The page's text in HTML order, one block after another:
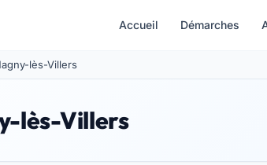
Accueil Démarches
lès-Villers
lès-Villers